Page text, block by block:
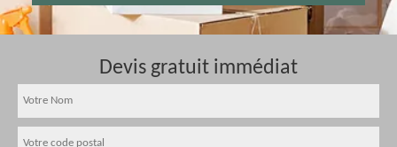
Devis gratuit immédiat